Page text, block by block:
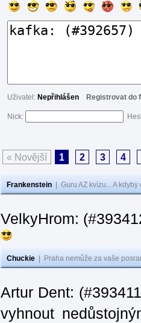
Uživatel: Nepřihlášen Registrovat do
Nick:
« Novější 1 2 3 4
Frankenstein Guru AZ kvízu... A
VelkyHrom:
Chuckie Praha nemůže za vaše
Artur Dent:
vyhnout